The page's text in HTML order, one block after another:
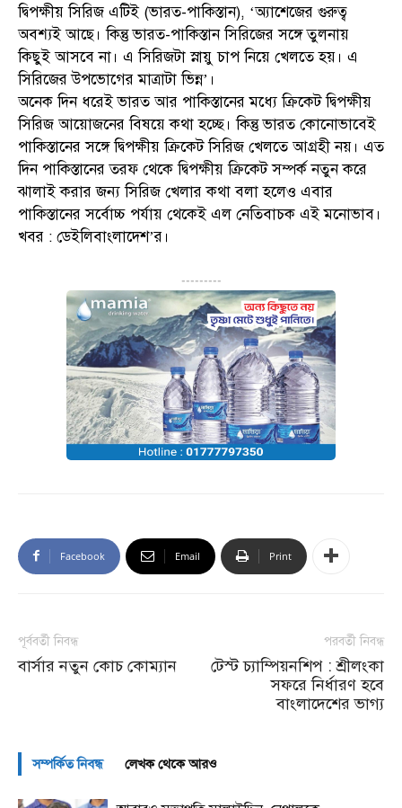
দ্বিপক্ষীয় সিরিজ এটিই (ভারত-পাকিস্তান), ‘অ্যাশেজের গুরুত্ব
অবশ্যই আছে। কিন্তু ভারত-পাকিস্তান সিরিজের সঙ্গে তুলনায়
কিছুই আসবে না। এ সিরিজটা স্নায়ু চাপ নিয়ে খেলতে হয়। এ
সিরিজের উপভোগের মাত্রাটা ভিন্ন’।
অনেক দিন ধরেই ভারত আর পাকিস্তানের মধ্যে ক্রিকেট দ্বিপক্ষীয়
সিরিজ আয়োজনের বিষয়ে কথা হচ্ছে। কিন্তু ভারত কোনোভাবেই
পাকিস্তানের সঙ্গে দ্বিপক্ষীয় ক্রিকেট সিরিজ খেলতে আগ্রহী নয়। এত
দিন পাকিস্তানের তরফ থেকে দ্বিপক্ষীয় ক্রিকেট সম্পর্ক নতুন করে
ঝালাই করার জন্য সিরিজ খেলার কথা বলা হলেও এবার
পাকিস্তানের সর্বোচ্চ পর্যায় থেকেই এল নেতিবাচক এই মনোভাব।
খবর : ডেইলিবাংলাদেশ’র।
---------
Facebook Email Print
পূর্ববর্তী নিবন্ধ
বার্সার নতুন কোচ কোম্যান
পরবর্তী নিবন্ধ
টেস্ট চ্যাম্পিয়নশিপ : শ্রীলংকা
সফরে নির্ধারণ হবে
বাংলাদেশের ভাগ্য
সম্পর্কিত নিবন্ধ লেখক থেকে আরও